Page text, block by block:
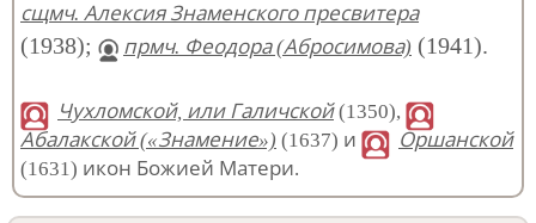
сщмч. Алексия Знаменского пресвитера
(1938); прмч. Феодора (Абросимова) (1941).
Чухломской, или Галичской(1350),
Абалакской («Знамение») (1637) и
Оршанской
(1631) икон Божией Матери.